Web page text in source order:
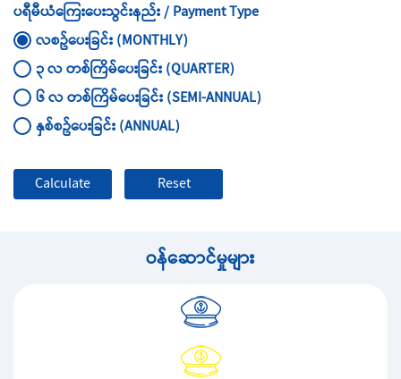
ပရီမီယံကြေးပေးသွင်းနည်း / Payment Type
လစဥ်ပေးခြင်း (MONTHLY)
၃ လ တစ်ကြိမ်ပေးခြင်း (QUARTER)
၆ လ တစ်ကြိမ်ပေးခြင်း (SEMI-ANNUAL)
နှစ်စဥ်ပေးခြင်း (ANNUAL)
ဝန်ဆောင်မှုများ